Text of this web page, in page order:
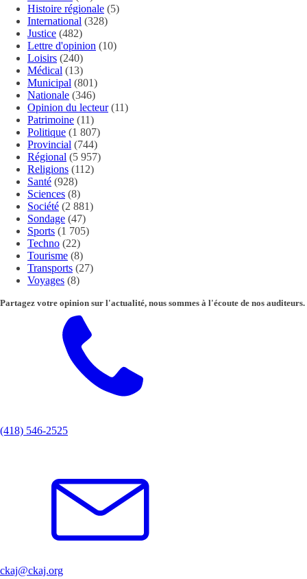
Histoire régionale (5)
International (328)
Justice (482)
Lettre d'opinion (10)
Loisirs (240)
Médical (13)
Municipal (801)
Nationale (346)
Opinion du lecteur(11)
Patrimoine (11)
Politique (1 807)
Provincial (744)
Régional (5 957)
Religions (112)
Santé (928)
Sciences (8)
Société (2 881)
Sondage (47)
Sports (1 705)
Techno (22)
Tourisme (8)
Transports (27)
Voyages (8)
Partagez votre opinion sur l'actualité, nous sommes à l'écoute de nos auditeurs.
(418) 546-2525
ckaj@ckaj.org